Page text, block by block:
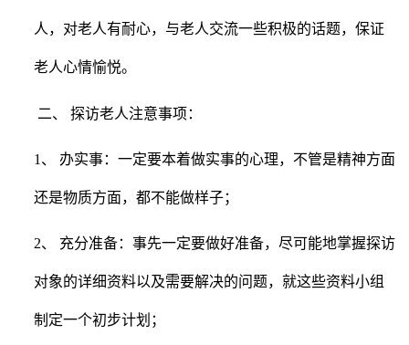
人，对老人有耐心，与老人交流一些积极的话题，保证
老人心情愉悦。
二、 探访老人注意事项：
1、 办实事：一定要本着做实事的心理，不管是精神方面
还是物质方面，都不能做样子；
2、 充分准备：事先一定要做好准备，尽可能地掌握探访
对象的详细资料以及需要解决的问题，就这些资料小组
制定一个初步计划；